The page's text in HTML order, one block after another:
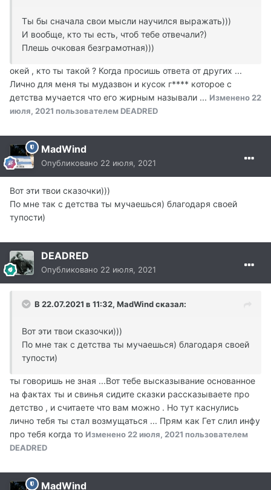
Ты бы сначала свои мысли научился выражать)))
И вообще, кто ты есть, чтоб тебе отвечали?)
Плешь очковая безграмотная)))
окей , кто ты такой ? Когда просишь ответа от других ...
Лично для меня ты мудазвон и кусок г**** которое с
детства мучается что его жирным называли ... Изменено 22
июля, 2021 пользователем DEADRED
MadWind
Опубликовано 22 июля, 2021
Вот эти твои сказочки)))
По мне так с детства ты мучаешься) благодаря своей
тупости)
DEADRED
Опубликовано 22 июля, 2021
В 22.07.2021 в 11:32, MadWind сказал:
Вот эти твои сказочки)))
По мне так с детства ты мучаешься) благодаря своей
тупости)
ты говоришь не зная ...Вот тебе высказывание основанное
на фактах ты и свинья сидите сказки рассказываете про
детство , и считаете что вам можно . Но тут каснулись
лично тебя ты стал возмущаться ... Прям как Гет слил инфу
про тебя когда то Изменено 22 июля, 2021 пользователем
DEADRED
MadWind